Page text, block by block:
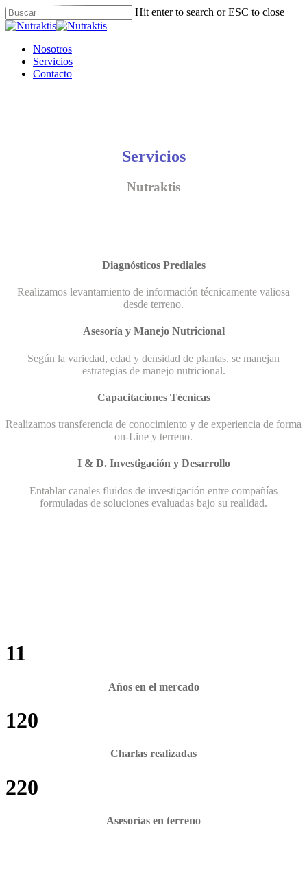
Skip
to
content
Hit enter to search or ESC to close
Close
Menu
Nosotros
Servicios
Contacto
Servicios
Nutraktis
Diagnósticos Prediales
Realizamos levantamiento de información técnicamente valiosa
desde terreno.
Asesoría y Manejo Nutricional
Según la variedad, edad y densidad de plantas, se manejan
estrategias de manejo nutricional.
Capacitaciones Técnicas
Realizamos transferencia de conocimiento y de experiencia de forma
on-Line y terreno.
I & D. Investigación y Desarrollo
Entablar canales fluidos de investigación entre compañías
formuladas de soluciones evaluadas bajo su realidad.
11
Años en el mercado
120
Charlas realizadas
220
Asesorías en terreno